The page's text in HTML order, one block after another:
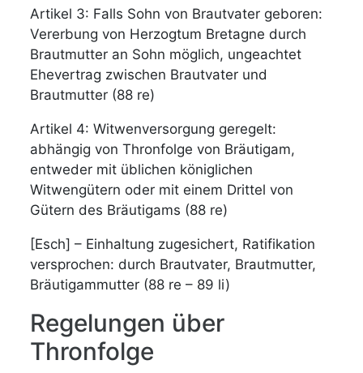
Artikel 3: Falls Sohn von Brautvater geboren:
Vererbung von Herzogtum Bretagne durch
Brautmutter an Sohn möglich, ungeachtet
Ehevertrag zwischen Brautvater und
Brautmutter (88 re)
Artikel 4: Witwenversorgung geregelt:
abhängig von Thronfolge von Bräutigam,
entweder mit üblichen königlichen
Witwengütern oder mit einem Drittel von
Gütern des Bräutigams (88 re)
[Esch] – Einhaltung zugesichert, Ratifikation
versprochen: durch Brautvater, Brautmutter,
Bräutigammutter (88 re – 89 li)
Regelungen über
Thronfolge